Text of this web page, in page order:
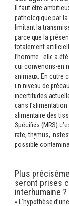
Il faut être
pathologique par
limitant la
parce que la
totalement
l’homme : elle a
qui convenons-en
animaux. En outre
un niveau de
incertitudes
dans
alimentaire des
Spécifiés (MRS)
rate, thymus,
possible
Plus
seront prises
interhumaine ?
« L’hypothèse